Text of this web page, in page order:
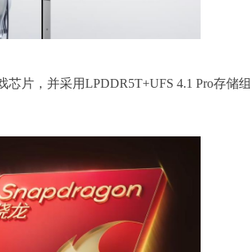
片，并采用LPDDR5T+UFS 4.1 Pro存储组